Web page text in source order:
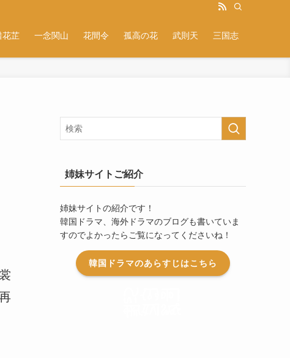
花芷 一念関山 花間令 孤高の花 武則天 三国志
姉妹サイトご紹介
姉妹サイトの紹介です！
韓国ドラマ、海外ドラマのブログも書いていま
すのでよかったらご覧になってくださいね！
韓国ドラマのあらすじはこちら